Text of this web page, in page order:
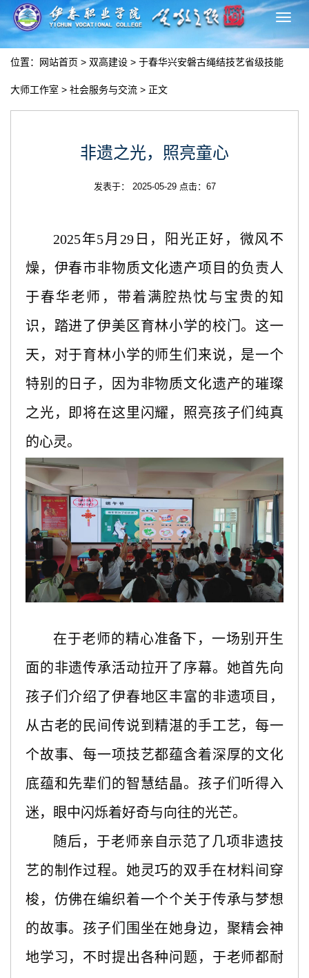
切
换
导
位置： 网站首页 > 双高建设 > 于春华兴安磐古绳结技艺省级技能
大师工作室 > 社会服务与交流 > 正文
非遗之光，照亮童心
发表于： 2025-05-29 点击： 67
2025年5月29日，阳光正好，微风不
燥，伊春市非物质文化遗产项目的负责人
于春华老师，带着满腔热忱与宝贵的知
识，踏进了伊美区育林小学的校门。这一
天，对于育林小学的师生们来说，是一个
特别的日子，因为非物质文化遗产的璀璨
之光，即将在这里闪耀，照亮孩子们纯真
的心灵。
在于老师的精心准备下，一场别开生
面的非遗传承活动拉开了序幕。她首先向
孩子们介绍了伊春地区丰富的非遗项目，
从古老的民间传说到精湛的手工艺，每一
个故事、每一项技艺都蕴含着深厚的文化
底蕴和先辈们的智慧结晶。孩子们听得入
迷，眼中闪烁着好奇与向往的光芒。
随后，于老师亲自示范了几项非遗技
艺的制作过程。她灵巧的双手在材料间穿
梭，仿佛在编织着一个个关于传承与梦想
的故事。孩子们围坐在她身边，聚精会神
地学习，不时提出各种问题，于老师都耐